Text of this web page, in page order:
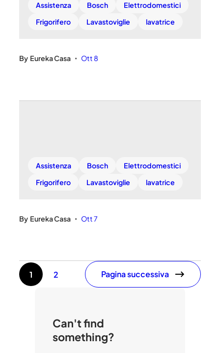
Assistenza Bosch
Elettrodomestici
Frigorifero
Lavastoviglie lavatrice
By Eureka Casa • Ott 8
Assistenza Bosch
Elettrodomestici
Frigorifero
Lavastoviglie lavatrice
By Eureka Casa • Ott 7
1 2 Pagina successiva
Can't find
something?